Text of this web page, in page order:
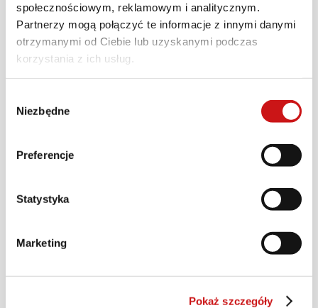
społecznościowym, reklamowym i analitycznym.
Partnerzy mogą połączyć te informacje z innymi danymi
otrzymanymi od Ciebie lub uzyskanymi podczas
korzystania z ich usług.
zgody
Niezbędne
Preferencje
Statystyka
Marketing
Pokaż szczegóły